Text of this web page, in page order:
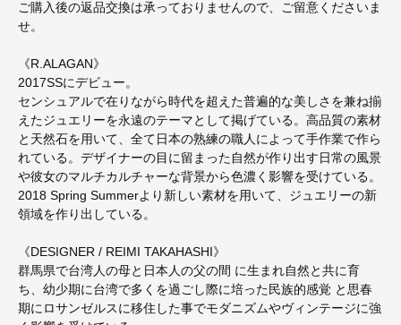
ご購入後の返品交換は承っておりませんので、ご留意くださいま
せ。
《R.ALAGAN》
2017SSにデビュー。
センシュアルで在りながら時代を超えた普遍的な美しさを兼ね揃
えたジュエリーを永遠のテーマとして掲げている。高品質の素材
と天然石を用いて、全て日本の熟練の職人によって手作業で作ら
れている。デザイナーの目に留まった自然が作り出す日常の風景
や彼女のマルチカルチャーな背景から色濃く影響を受けている。
2018 Spring Summerより新しい素材を用いて、ジュエリーの新
領域を作り出している。
《DESIGNER / REIMI TAKAHASHI》
群馬県で台湾人の母と日本人の父の間 に生まれ自然と共に育
ち、幼少期に台湾で多くを過ごし際に培った民族的感覚 と思春
期にロサンゼルスに移住した事でモダニズムやヴィンテージに強